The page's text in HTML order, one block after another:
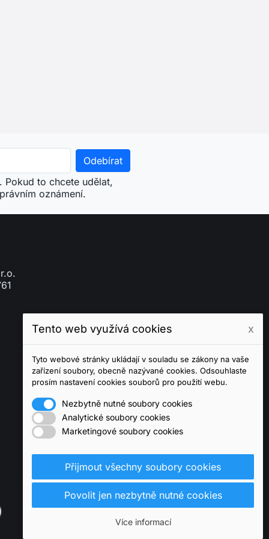
to chcete udělat,
oznámení.
Tento web využívá cookies x
Tyto webové stránky ukládají v souladu se zákony na vaše
zařízení soubory, obecně nazývané cookies. Odsouhlaste
prosím nastavení cookies souborů pro použití webu.
Nezbytně nutné soubory cookies
Analytické soubory cookies
Marketingové soubory cookies
Přijmout všechny soubory cookies
Povolit jen nezbytně nutné cookies
Více informací